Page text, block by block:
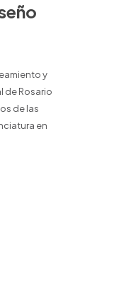
y
de Rosario
de las
en